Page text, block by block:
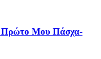
Πρώτο Μου Πάσχα-